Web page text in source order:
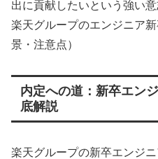
出に貢献したいという強い
楽天グループのエンジニア
景・注意点）
内定への道：新卒エン
底解説
楽天グループの新卒エンジ